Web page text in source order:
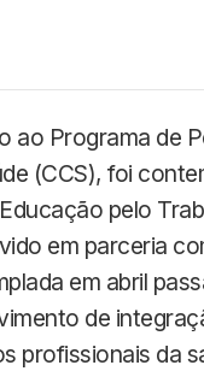
ao Programa de
(CCS), foi
pelo
em parceria
em abril
de
profissionais da